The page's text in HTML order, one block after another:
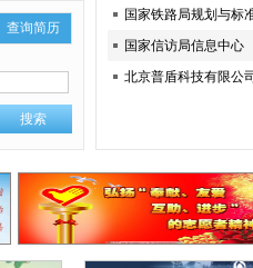
查询简历
搜索
国家铁路局规划与标
国家信访局信息中心
北京普盾科技有限公